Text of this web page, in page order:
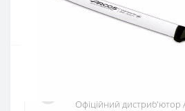
Офіційний дистриб'ютор